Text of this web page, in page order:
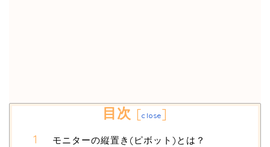
目次 [close]
モニターの縦置き(ピボット)とは？